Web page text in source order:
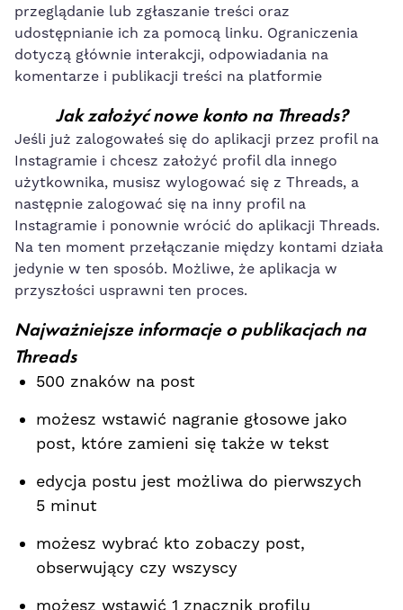
przeglądanie lub zgłaszanie treści oraz
udostępnianie ich za pomocą linku. Ograniczenia
dotyczą głównie interakcji, odpowiadania na
komentarze i publikacji treści na platformie
Jak założyć nowe konto na Threads?
Jeśli już zalogowałeś się do aplikacji przez profil na
Instagramie i chcesz założyć profil dla innego
użytkownika, musisz wylogować się z Threads, a
następnie zalogować się na inny profil na
Instagramie i ponownie wrócić do aplikacji Threads.
Na ten moment przełączanie między kontami działa
jedynie w ten sposób. Możliwe, że aplikacja w
przyszłości usprawni ten proces.
Najważniejsze informacje o publikacjach na
Threads
500 znaków na post
możesz wstawić nagranie głosowe jako
post, które zamieni się także w tekst
edycja postu jest możliwa do pierwszych
5 minut
możesz wybrać kto zobaczy post,
obserwujący czy wszyscy